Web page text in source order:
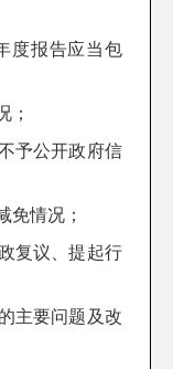
度报告应当包
；
予公开政府信
情况；
复议、提起行
主要问题及改